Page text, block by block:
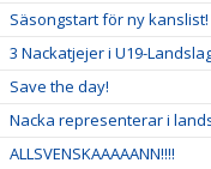
Säsongstart för ny kanslist!
3 Nackatjejer i U19-
Save the day!
Nacka representerar i
ALLSVENSKAAAAANN!!!!